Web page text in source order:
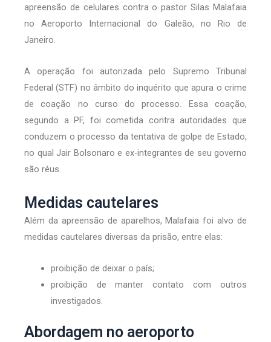
apreensão de celulares contra o pastor Silas Malafaia
no Aeroporto Internacional do Galeão, no Rio de
Janeiro.
A operação foi autorizada pelo Supremo Tribunal
Federal (STF) no âmbito do inquérito que apura o crime
de coação no curso do processo. Essa coação,
segundo a PF, foi cometida contra autoridades que
conduzem o processo da tentativa de golpe de Estado,
no qual Jair Bolsonaro e ex-integrantes de seu governo
são réus.
Medidas cautelares
Além da apreensão de aparelhos, Malafaia foi alvo de
medidas cautelares diversas da prisão, entre elas:
proibição de deixar o país;
proibição de manter contato com outros
investigados.
Abordagem no aeroporto